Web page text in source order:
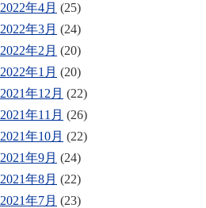
2022年4月 (25)
2022年3月 (24)
2022年2月 (20)
2022年1月 (20)
2021年12月 (22)
2021年11月 (26)
2021年10月 (22)
2021年9月 (24)
2021年8月 (22)
2021年7月 (23)